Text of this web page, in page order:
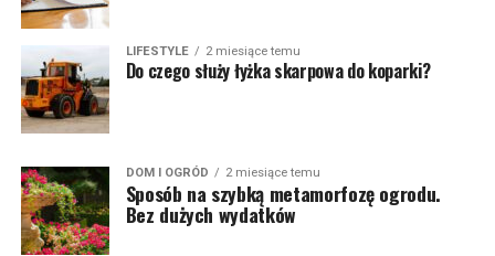
LIFESTYLE 2 miesiące temu
Do czego służy łyżka skarpowa do koparki?
DOM I OGRÓD 2 miesiące temu
Sposób na szybką metamorfozę ogrodu.
Bez dużych wydatków